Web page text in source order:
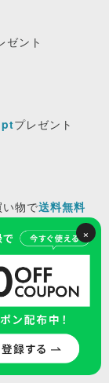
×
ゼント
プレゼント
物で送料無料
支払方法を取り